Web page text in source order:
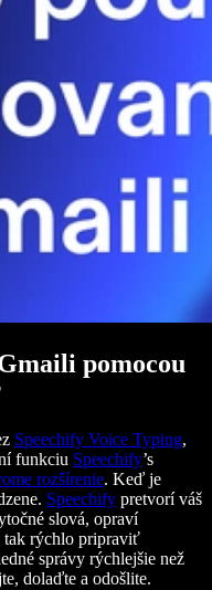
pomocou
Speechify Voice Typing,
funkciu Speechify’s
rozšírenie. Keď je
Speechify pretvorí váš
slová, opraví
tak rýchlo pripraviť
správy rýchlejšie než
dolaďte a odošlite.